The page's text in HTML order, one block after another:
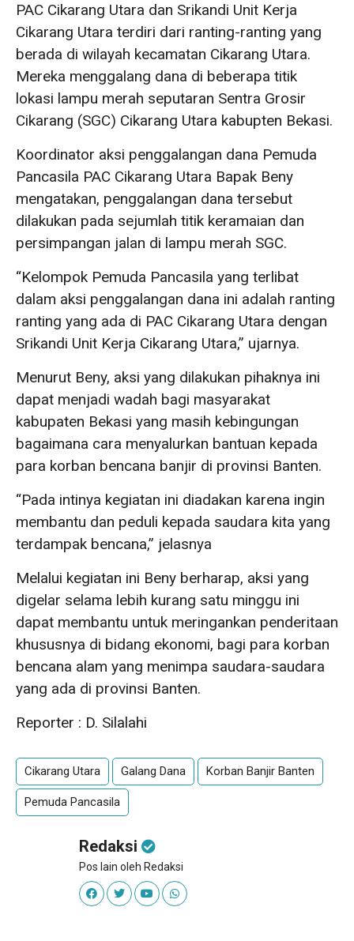
PAC Cikarang Utara dan Srikandi Unit Kerja
Cikarang Utara terdiri dari ranting-ranting yang
berada di wilayah kecamatan Cikarang Utara.
Mereka menggalang dana di beberapa titik
lokasi lampu merah seputaran Sentra Grosir
Cikarang (SGC) Cikarang Utara kabupten Bekasi.
Koordinator aksi penggalangan dana Pemuda
Pancasila PAC Cikarang Utara Bapak Beny
mengatakan, penggalangan dana tersebut
dilakukan pada sejumlah titik keramaian dan
persimpangan jalan di lampu merah SGC.
“Kelompok Pemuda Pancasila yang terlibat
dalam aksi penggalangan dana ini adalah ranting
ranting yang ada di PAC Cikarang Utara dengan
Srikandi Unit Kerja Cikarang Utara,” ujarnya.
Menurut Beny, aksi yang dilakukan pihaknya ini
dapat menjadi wadah bagi masyarakat
kabupaten Bekasi yang masih kebingungan
bagaimana cara menyalurkan bantuan kepada
para korban bencana banjir di provinsi Banten.
“Pada intinya kegiatan ini diadakan karena ingin
membantu dan peduli kepada saudara kita yang
terdampak bencana,” jelasnya
Melalui kegiatan ini Beny berharap, aksi yang
digelar selama lebih kurang satu minggu ini
dapat membantu untuk meringankan penderitaan
khususnya di bidang ekonomi, bagi para korban
bencana alam yang menimpa saudara-saudara
yang ada di provinsi Banten.
Reporter : D. Silalahi
Cikarang Utara Galang Dana Korban Banjir Banten
Pemuda Pancasila
Redaksi
Pos lain oleh Redaksi